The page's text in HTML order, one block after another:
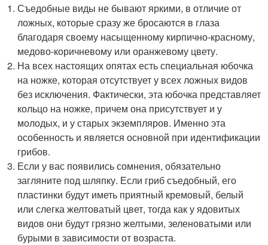
Съедобные виды не бывают яркими, в отличие от
ложных, которые сразу же бросаются в глаза
благодаря своему насыщенному кирпично-красному,
медово-коричневому или оранжевому цвету.
На всех настоящих опятах есть специальная юбочка
на ножке, которая отсутствует у всех ложных видов
без исключения. Фактически, эта юбочка представляет
кольцо на ножке, причем она присутствует и у
молодых, и у старых экземпляров. Именно эта
особенность и является основной при идентификации
грибов.
Если у вас появились сомнения, обязательно
загляните под шляпку. Если гриб съедобный, его
пластинки будут иметь приятный кремовый, белый
или слегка желтоватый цвет, тогда как у ядовитых
видов они будут грязно желтыми, зеленоватыми или
бурыми в зависимости от возраста.